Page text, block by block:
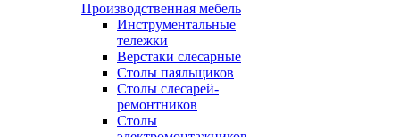
Производственная мебель
Инструментальные
тележки
Верстаки слесарные
Столы паяльщиков
Столы слесарей-
ремонтников
Столы